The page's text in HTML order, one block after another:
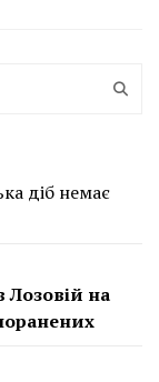
діб немає
Лозовій на